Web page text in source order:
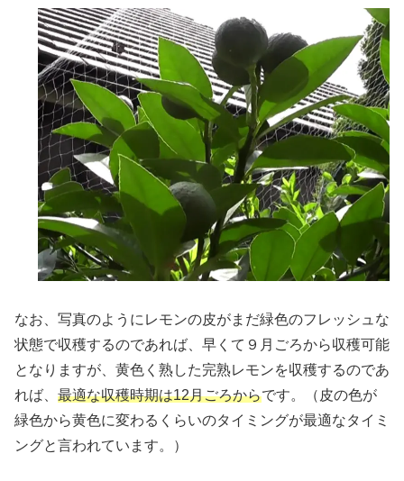
なお、写真のようにレモンの皮がまだ緑色のフレッシュな
状態で収穫するのであれば、早くて９月ごろから収穫可能
となりますが、黄色く熟した完熟レモンを収穫するのであ
れば、 最適な収穫時期は12月ごろからです。（皮の色が
緑色から黄色に変わるくらいのタイミングが最適なタイミ
ングと言われています。）